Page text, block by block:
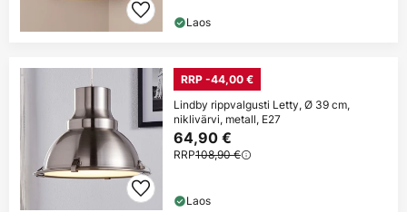
Laos
RRP -44,00 €
Lindby rippvalgusti Letty, Ø 39 cm,
niklivärvi, metall, E27
64,90 €
RRP108,90 €
Laos